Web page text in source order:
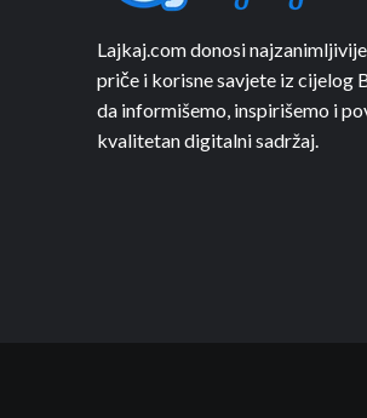
Lajkaj.com donosi
priče i korisne savjete iz cijelog
da informišemo, inspirišemo i
kvalitetan digitalni sadržaj.